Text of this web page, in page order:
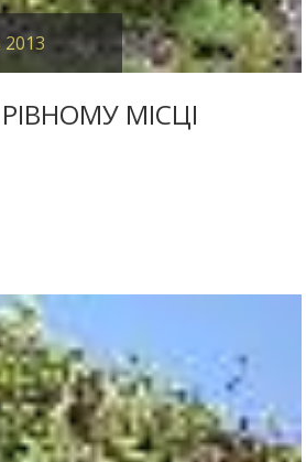
МІСЦІ